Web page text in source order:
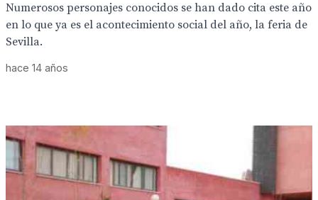
Numerosos personajes conocidos se han dado cita este año
en lo que ya es el acontecimiento social del año, la feria de
Sevilla.
hace 14 años